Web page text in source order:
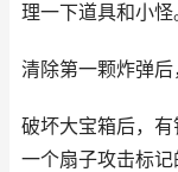
理一下道具和小怪
清除第一颗炸弹后
破坏大宝箱后，
一个扇子攻击标记